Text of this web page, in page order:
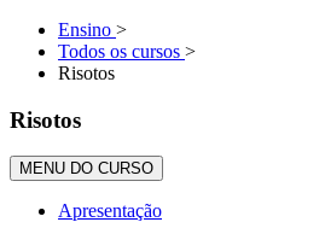
Ensino >
Todos os cursos >
Risotos
Risotos
MENU DO CURSO
Apresentação